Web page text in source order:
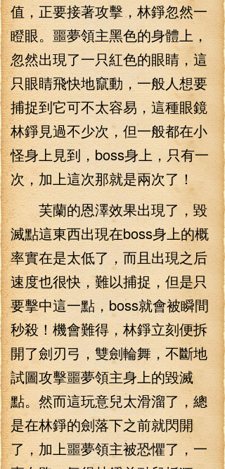
值，正要接著攻擊，林錚忽然一
瞪眼。噩夢領主黑色的身體上，
忽然出現了一只紅色的眼睛，這
只眼睛飛快地竄動，一般人想要
捕捉到它可不太容易，這種眼鏡
林錚見過不少次，但一般都在小
怪身上見到，boss身上，只有一
次，加上這次那就是兩次了！
芙蘭的恩澤效果出現了，毀
滅點這東西出現在boss身上的概
率實在是太低了，而且出現之后
速度也很快，難以捕捉，但是只
要擊中這一點，boss就會被瞬間
秒殺！機會難得，林錚立刻便拆
開了劍刃弓，雙劍輪舞，不斷地
試圖攻擊噩夢領主身上的毀滅
點。然而這玩意兒太滑溜了，總
是在林錚的劍落下之前就閃開
了，加上噩夢領主被恐懼了，一